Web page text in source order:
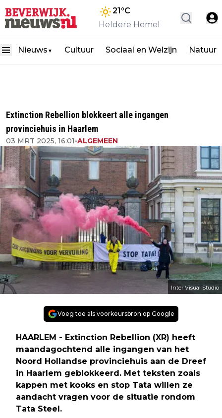
21°C
Heldere Hemel
Nieuws ▼ Cultuur Sociaal en Welzijn Natuur
Extinction Rebellion blokkeert alle ingangen
provinciehuis in Haarlem
03 MRT 2025, 16:01•ALGEMEEN
Inter Visual Studio
Voeg toe als voorkeursbron op Google
HAARLEM - Extinction Rebellion (XR) heeft
maandagochtend alle ingangen van het
Noord Hollandse provinciehuis aan de Dreef
in Haarlem geblokkeerd. Met teksten zoals
kappen met kooks en stop Tata willen ze
aandacht vragen voor de situatie rondom
Tata Steel.